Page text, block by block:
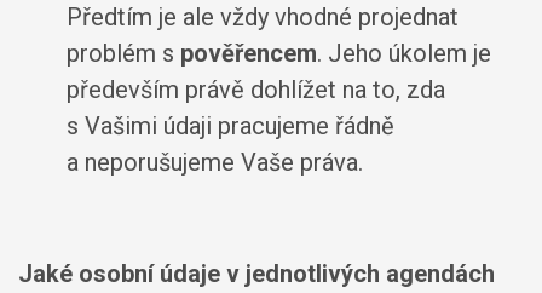
Předtím je ale vždy vhodné projednat
problém s pověřencem. Jeho úkolem je
především právě dohlížet na to, zda
s Vašimi údaji pracujeme řádně
a neporušujeme Vaše práva.
Jaké osobní údaje v jednotlivých agendách